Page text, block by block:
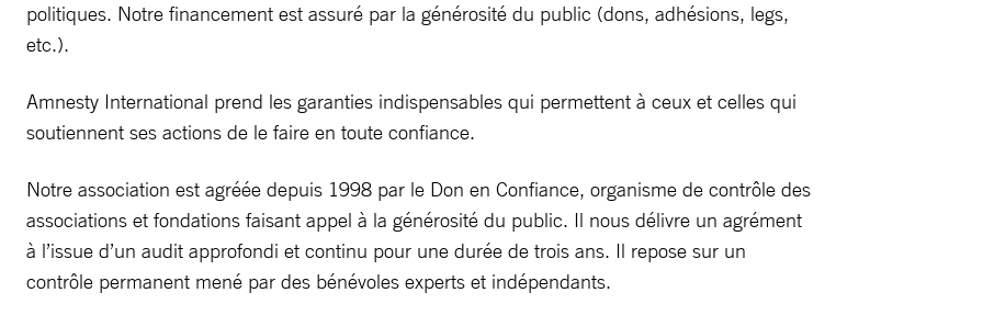
politiques. Notre financement est assuré par la générosité du public (dons, adhésions, legs,
etc.).
Amnesty International prend les garanties indispensables qui permettent à ceux et celles qui
soutiennent ses actions de le faire en toute confiance.
Notre association est agréée depuis 1998 par le Don en Confiance, organisme de contrôle des
associations et fondations faisant appel à la générosité du public. Il nous délivre un agrément
à l’issue d’un audit approfondi et continu pour une durée de trois ans. Il repose sur un
contrôle permanent mené par des bénévoles experts et indépendants.